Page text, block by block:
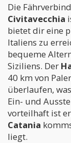
Die
Civitavecchia
bietet dir eine
Italiens zu
bequeme
Siziliens. Der
40 km von
überlaufen,
Ein- und
vorteilhaft ist
Catania
liegt.